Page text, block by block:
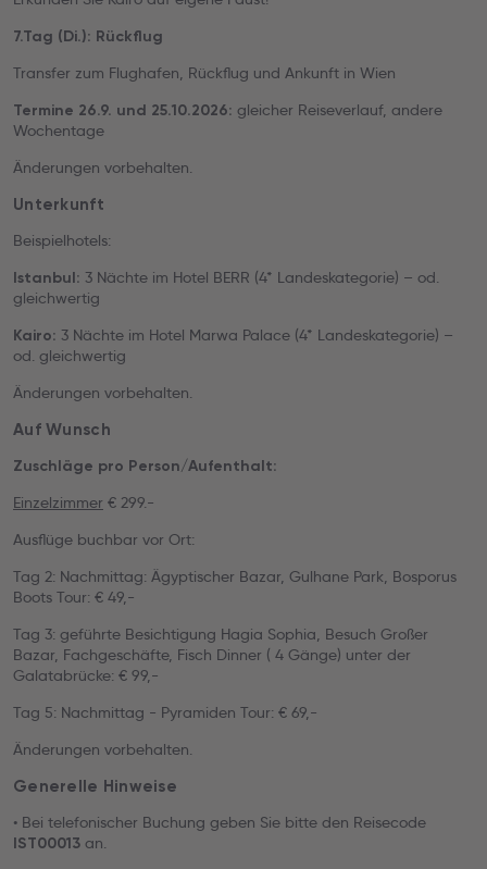
7.Tag (Di.): Rückflug
Transfer zum Flughafen, Rückflug und Ankunft in Wien
Termine 26.9. und 25.10.2026: gleicher Reiseverlauf, andere
Wochentage
Änderungen vorbehalten.
Unterkunft
Beispielhotels:
Istanbul: 3 Nächte im Hotel BERR (4* Landeskategorie) – od.
gleichwertig
Kairo: 3 Nächte im Hotel Marwa Palace (4* Landeskategorie) –
od. gleichwertig
Änderungen vorbehalten.
Auf Wunsch
Zuschläge pro Person/Aufenthalt:
Einzelzimmer € 299.-
Ausflüge buchbar vor Ort:
Tag 2: Nachmittag: Ägyptischer Bazar, Gulhane Park, Bosporus
Boots Tour: € 49,-
Tag 3: geführte Besichtigung Hagia Sophia, Besuch Großer
Bazar, Fachgeschäfte, Fisch Dinner ( 4 Gänge) unter der
Galatabrücke: € 99,-
Tag 5: Nachmittag - Pyramiden Tour: € 69,-
Änderungen vorbehalten.
Generelle Hinweise
• Bei telefonischer Buchung geben Sie bitte den Reisecode
IST00013 an.